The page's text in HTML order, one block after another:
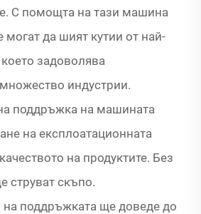
С помощта на тази машина
могат да шият кутии от най-
задоволява
индустрии.
поддръжка на машината
на експлоатационната
на продуктите. Без
струват скъпо.
на поддръжката ще доведе до